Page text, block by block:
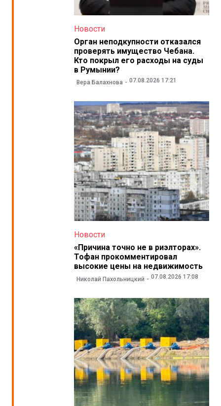
Новости
Орган неподкупности отказался
проверять имущество Чебана.
Кто покрыл его расходы на суды
в Румынии?
Вера Балахнова 07.08.2026 17:21
Новости
«Причина точно не в риэлторах».
Тофан прокомментировал
высокие цены на недвижимость
Николай Пахольницкий 07.08.2026 17:08